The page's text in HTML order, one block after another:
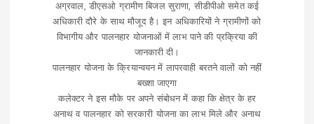
अग्रवाल, डीएसओ ग्रामीण बिजल सुराणा, सीडीपीओ समेत कई
अधिकारी दौरे के साथ मौजूद है। इन अधिकारियों ने ग्रामीणों को
विभागीय और पालनहार योजनाओं में लाभ पाने की प्रक्रिया की
जानकारी दी।
पालनहार योजना के क्रियान्वयन में लापरवाही बरतने वालों को नहीं
बख्शा जाएगा
कलेक्टर ने इस मौके पर अपने संबोधन में कहा कि क्षेत्र के हर
अनाथ व पालनहार को सरकारी योजना का लाभ मिले और अनाथ